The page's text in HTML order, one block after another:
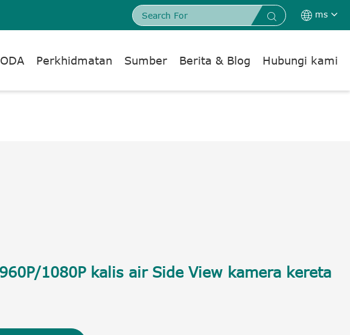
  ms
Perkhidmatan Sumber Berita & Blog Hubungi kami
1080P kalis air Side View kamera kereta